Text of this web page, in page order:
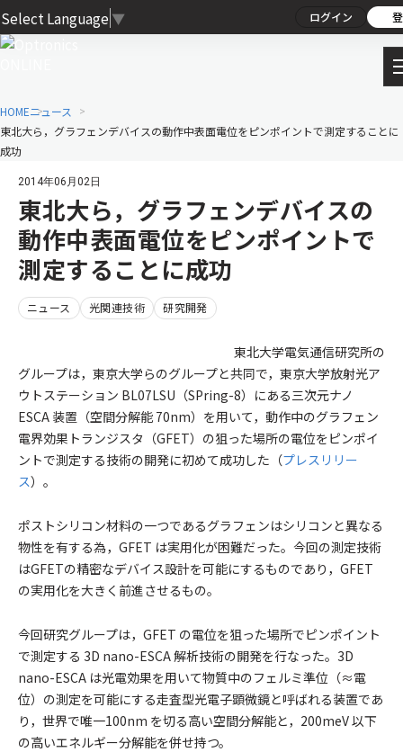
Select Language ▼ ログイン
HOMEニュース
東北大ら，グラフェンデバイスの動作中表面電位をピンポイントで測定することに
成功
2014年06月02日
東北大ら，グラフェンデバイスの
動作中表面電位をピンポイントで
測定することに成功
ニュース 光関連技術 研究開発
東北大学電気通信研究所の
グループは，東京大学らのグループと共同で，東京大学放射光ア
ウトステーション BL07LSU（SPring-8）にある三次元ナノ
ESCA 装置（空間分解能 70nm）を用いて，動作中のグラフェン
電界効果トランジスタ（GFET）の狙った場所の電位をピンポイ
ントで測定する技術の開発に初めて成功した（プレスリリー
ス）。
ポストシリコン材料の一つであるグラフェンはシリコンと異なる
物性を有する為，GFET は実用化が困難だった。今回の測定技術
はGFETの精密なデバイス設計を可能にするものであり，GFET
の実用化を大きく前進させるもの。
今回研究グループは，GFET の電位を狙った場所でピンポイント
で測定する 3D nano-ESCA 解析技術の開発を行なった。3D
nano-ESCA は光電効果を用いて物質中のフェルミ準位（≈電
位）の測定を可能にする走査型光電子顕微鏡と呼ばれる装置であ
り，世界で唯一100nm を切る高い空間分解能と，200meV 以下
の高いエネルギー分解能を併せ持つ。